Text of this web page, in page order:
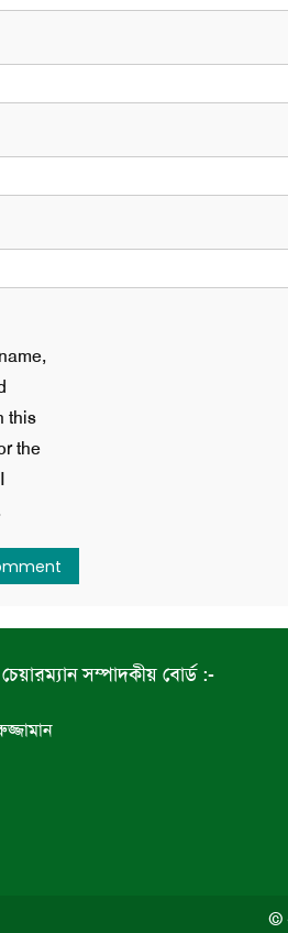
this
the
সম্পাদকীয় বোর্ড :-
©